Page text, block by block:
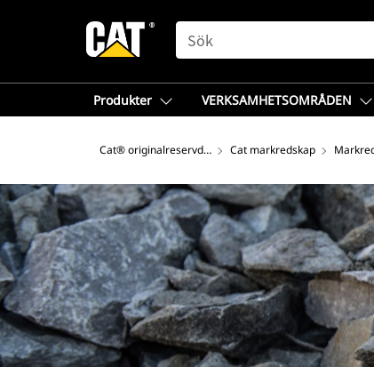
SEARCH
Produkter VERKSAMHETSOMRÅDEN
Cat® originalreservdelar Cat markredskap